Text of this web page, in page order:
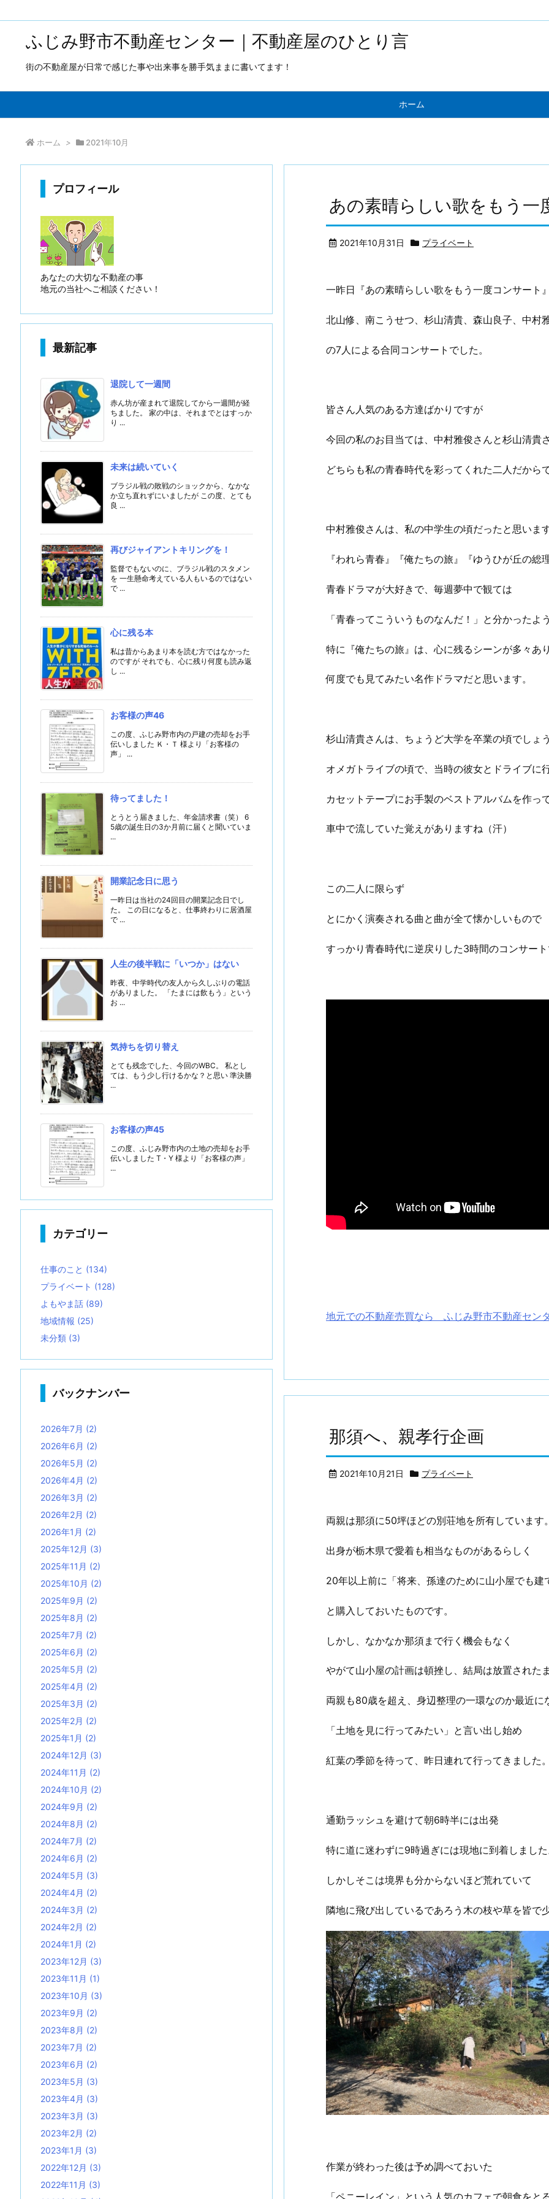
ふじみ野市不動産センター｜不動産屋のひとり言
街の不動産屋が日常で感じた事や出来事を勝手気ままに書いてます！
ホーム
ホーム > 2021年10月
あの素晴らしい歌をもう一
2021年10月31日 プライベート
一昨日『あの素晴らしい歌をもう一度コンサート
北山修、南こうせつ、杉山清貴、森山良子、中村
の7人による合同コンサートでした。
皆さん人気のある方達ばかりですが
今回の私のお目当ては、中村雅俊さんと杉山清貴
どちらも私の青春時代を彩ってくれた二人だから
中村雅俊さんは、私の中学生の頃だったと思いま
『われら青春』『俺たちの旅』『ゆうひが丘の総
青春ドラマが大好きで、毎週夢中で観ては
「青春ってこういうものなんだ！」と分かったよ
特に『俺たちの旅』は、心に残るシーンが多々あ
何度でも見てみたい名作ドラマだと思います。
杉山清貴さんは、ちょうど大学を卒業の頃でしょ
オメガトライブの頃で、当時の彼女とドライブに
カセットテープにお手製のベストアルバムを作っ
車中で流していた覚えがありますね（汗）
この二人に限らず
とにかく演奏される曲と曲が全て懐かしいもので
すっかり青春時代に逆戻りした3時間のコンサー
地元での不動産売買なら ふじみ野市不動産セン
那須へ、親孝行企画
2021年10月21日 プライベート
両親は那須に50坪ほどの別荘地を所有しています
出身が栃木県で愛着も相当なものがあるらしく
20年以上前に「将来、孫達のために山小屋でも建
と購入しておいたものです。
しかし、なかなか那須まで行く機会もなく
やがて山小屋の計画は頓挫し、結局は放置された
両親も80歳を超え、身辺整理の一環なのか最近に
「土地を見に行ってみたい」と言い出し始め
紅葉の季節を待って、昨日連れて行ってきました
通勤ラッシュを避けて朝6時半には出発
特に道に迷わずに9時過ぎには現地に到着しまし
しかしそこは境界も分からないほど荒れていて
隣地に飛び出しているであろう木の枝や草を皆で
作業が終わった後は予め調べておいた
「ペニーレイン」という人気のカフェで朝食をと
プロフィール
あなたの大切な不動産の事
地元の当社へご相談ください！
最新記事
退院して一週間
赤ん坊が産まれて退院してから一週間が経
ちました。 家の中は、それまでとはすっか
り ...
未来は続いていく
ブラジル戦の敗戦のショックから、なかな
か立ち直れずにいましたが この度、とても
良 ...
再びジャイアントキリングを！
監督でもないのに、ブラジル戦のスタメン
を 一生懸命考えている人もいるのではない
で ...
心に残る本
私は昔からあまり本を読む方ではなかった
のですが それでも、心に残り何度も読み返
し ...
お客様の声46
この度、ふじみ野市内の戸建の売却をお手
伝いしました Ｋ・Ｔ 様より「お客様の
声」 ...
待ってました！
とうとう届きました、年金請求書（笑） 6
5歳の誕生日の3か月前に届くと聞いていま
...
開業記念日に思う
一昨日は当社の24回目の開業記念日でし
た。 この日になると、仕事終わりに居酒屋
で ...
人生の後半戦に「いつか」はない
昨夜、中学時代の友人から久しぶりの電話
がありました。 「たまには飲もう」という
お ...
気持ちを切り替え
とても残念でした、今回のWBC。 私とし
ては、もう少し行けるかな？と思い 準決勝
...
お客様の声45
この度、ふじみ野市内の土地の売却をお手
伝いしました T・Y 様より「お客様の声」
...
カテゴリー
仕事のこと (134)
プライベート (128)
よもやま話 (89)
地域情報 (25)
未分類 (3)
バックナンバー
2026年7月 (2)
2026年6月 (2)
2026年5月 (2)
2026年4月 (2)
2026年3月 (2)
2026年2月 (2)
2026年1月 (2)
2025年12月 (3)
2025年11月 (2)
2025年10月 (2)
2025年9月 (2)
2025年8月 (2)
2025年7月 (2)
2025年6月 (2)
2025年5月 (2)
2025年4月 (2)
2025年3月 (2)
2025年2月 (2)
2025年1月 (2)
2024年12月 (3)
2024年11月 (2)
2024年10月 (2)
2024年9月 (2)
2024年8月 (2)
2024年7月 (2)
2024年6月 (2)
2024年5月 (3)
2024年4月 (2)
2024年3月 (2)
2024年2月 (2)
2024年1月 (2)
2023年12月 (3)
2023年11月 (1)
2023年10月 (3)
2023年9月 (2)
2023年8月 (2)
2023年7月 (2)
2023年6月 (2)
2023年5月 (3)
2023年4月 (3)
2023年3月 (3)
2023年2月 (2)
2023年1月 (3)
2022年12月 (3)
2022年11月 (3)